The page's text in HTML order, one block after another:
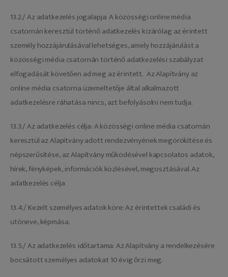
13.2./ Az adatkezelés jogalapja: A közösségi online média
csatornán keresztül történő adatkezelés kizárólag az érintett
személy hozzájárulásával lehetséges, amely hozzájárulást a
közösségi média csatornán történő adatkezelési szabályzat
elfogadását követően ad meg az érintett. Az Alapítvány az
online média csatorna üzemeltetője által alkalmazott
adatkezelésre ráhatása nincs, azt befolyásolni nem tudja.
13.3./ Az adatkezelés célja: A közösségi online média csatornán
keresztül az Alapítvány adott rendezvényének megörökítése és
népszerűsítése, az Alapítvány működésével kapcsolatos adatok,
hírek, fényképek, információk közlésével, megosztásával. Az
adatkezelés célja
13.4./ Kezelt személyes adatok köre: Az érintettek családi és
utóneve, képmása.
13.5./ Az adatkezelés időtartama: Az Alapítvány a rendelkezésére
bocsátott személyes adatokat 10 évig őrzi meg.